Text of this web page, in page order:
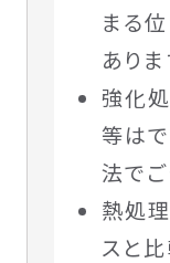
まる
ありま
強化
等は
法で
熱処
スと